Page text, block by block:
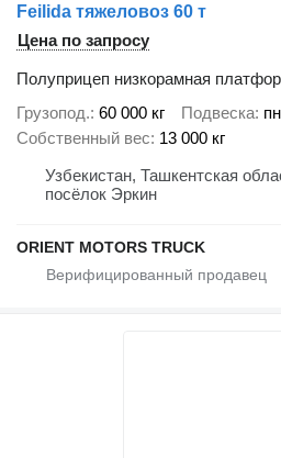
Feilida тяжеловоз 60 т
Цена по запросу
Полуприцеп низкорамная
Грузопод. 60 000 кг Подвеска
Собственный вес 13 000 кг
Узбекистан, Ташкентская
посёлок Эркин
ORIENT MOTORS TRUCK